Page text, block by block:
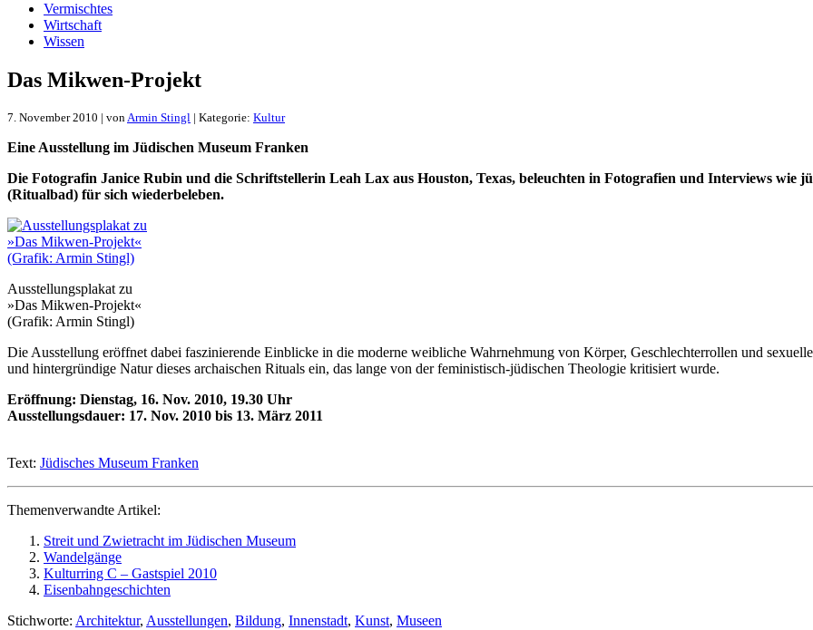
Vermischtes
Wirtschaft
Wissen
Das Mik­wen-Pro­jekt
7. November 2010 | von Armin Stingl | Kategorie: Kultur
Ei­ne Aus­stel­lung im Jü­di­schen Mu­se­um Fran­ken
Die Fo­to­gra­fin Ja­nice Ru­bin und die Schrift­stel­le­rin Le­ah Lax aus Hou­ston, Te­xas, be­leuch­ten in Fo­to­gra­fien und In­ter­views wie
(Ri­tu­al­bad) für sich wie­der­be­le­ben.
Aus­stel­lungs­pla­kat zu
»Das Mik­wen-Pro­jekt«
(Gra­fik: Ar­min Stingl)
Die Aus­stel­lung er­öff­net da­bei fas­zi­nie­ren­de Ein­blicke in die mo­der­ne weib­li­che Wahr­neh­mung von Kör­per, Ge­schlech­ter­rol­len und
und hin­ter­grün­di­ge Na­tur die­ses ar­chai­schen Ri­tu­als ein, das lan­ge von der fe­mi­ni­stisch-jü­di­schen Theo­lo­gie kri­ti­siert wur­de.
Er­öff­nung: Diens­tag, 16. Nov. 2010, 19.30 Uhr
Aus­stel­lungs­dau­er: 17. Nov. 2010 bis 13. März 2011
Text: Jü­di­sches Mu­se­um Fran­ken
The­men­ver­wand­te Ar­ti­kel:
Streit und Zwie­tracht im Jü­di­schen Mu­se­um
Wan­del­gän­ge
Kul­tur­ring C – Gast­spiel 2010
Ei­sen­bahn­ge­schich­ten
Stichworte: Architektur, Ausstellungen, Bildung, Innenstadt, Kunst, Museen